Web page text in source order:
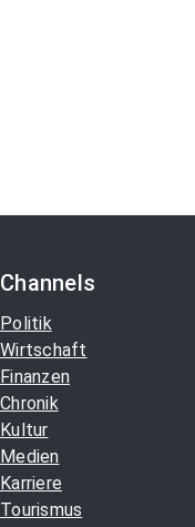
Channels
Politik
Wirtschaft
Finanzen
Chronik
Kultur
Medien
Karriere
Tourismus